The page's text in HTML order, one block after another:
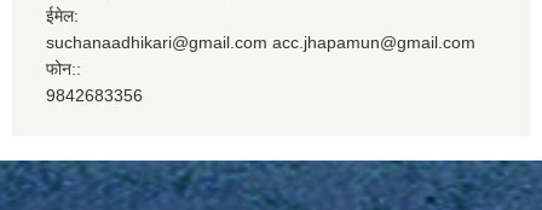
ईमेल:
suchanaadhikari@gmail.com acc.jhapamun@gmail.com
फोन::
9842683356